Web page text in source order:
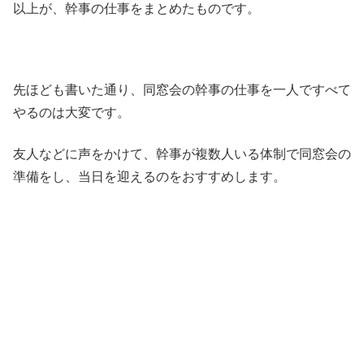
以上が、幹事の仕事をまとめたものです。
先ほども書いた通り、同窓会の幹事の仕事を一人ですべて
やるのは大変です。
友人などに声をかけて、幹事が複数人いる体制で同窓会の
準備をし、当日を迎えるのをおすすめします。